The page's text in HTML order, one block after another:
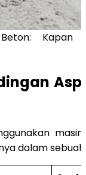
Kapan
dalam